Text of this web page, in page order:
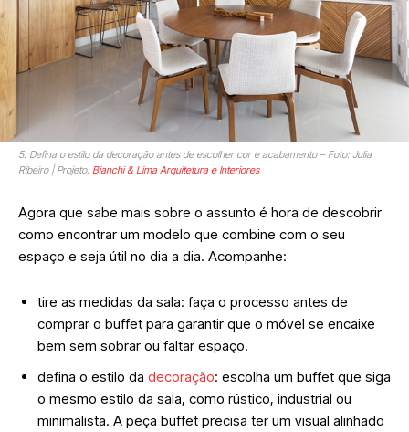
5. Defina o estilo da decoração antes de escolher cor e acabamento – Foto: Julia
Ribeiro | Projeto: Bianchi & Lima Arquitetura e Interiores
Agora que sabe mais sobre o assunto é hora de descobrir
como encontrar um modelo que combine com o seu
espaço e seja útil no dia a dia. Acompanhe:
tire as medidas da sala: faça o processo antes de
comprar o buffet para garantir que o móvel se encaixe
bem sem sobrar ou faltar espaço.
defina o estilo da decoração: escolha um buffet que siga
o mesmo estilo da sala, como rústico, industrial ou
minimalista. A peça buffet precisa ter um visual alinhado